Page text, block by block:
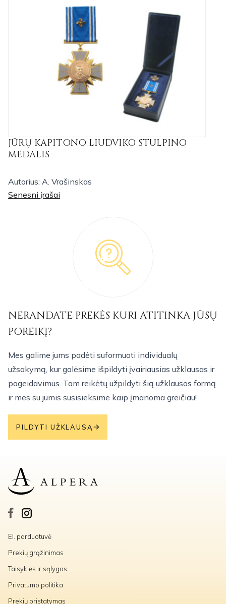
JŪRŲ KAPITONO LIUDVIKO STULPINO
MEDALIS
Autorius: A. Vrašinskas
Navigacija
Senesni įrašai
NERANDATE PREKĖS KURI ATITINKA JŪSŲ
POREIKĮ?
Mes galime jums padėti suformuoti individualų
užsakymą, kur galėsime išpildyti įvairiausias užklausas ir
pageidavimus. Tam reikėtų užpildyti šią užklausos formą
ir mes su jumis susisieksime kaip įmanoma greičiau!
PILDYTI UŽKLAUSĄ
El. parduotuvė
Prekių grąžinimas
Taisyklės ir sąlygos
Privatumo politika
Prekių pristatymas